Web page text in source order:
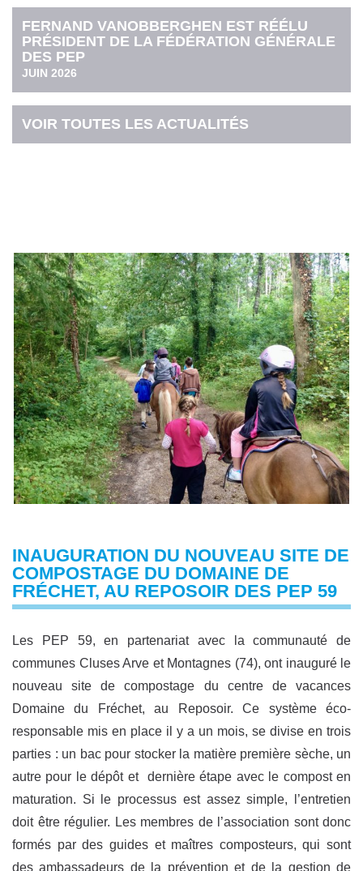
FERNAND VANOBBERGHEN EST RÉÉLU
PRÉSIDENT DE LA FÉDÉRATION GÉNÉRALE
DES PEP
JUIN 2026
VOIR TOUTES LES ACTUALITÉS
INAUGURATION DU NOUVEAU SITE DE
COMPOSTAGE DU DOMAINE DE
FRÉCHET, AU REPOSOIR DES PEP 59
Les PEP 59, en partenariat avec la communauté de
communes Cluses Arve et Montagnes (74), ont inauguré le
nouveau site de compostage du centre de vacances
Domaine du Fréchet, au Reposoir. Ce système éco-
responsable mis en place il y a un mois, se divise en trois
parties : un bac pour stocker la matière première sèche, un
autre pour le dépôt et dernière étape avec le compost en
maturation. Si le processus est assez simple, l’entretien
doit être régulier. Les membres de l’association sont donc
formés par des guides et maîtres composteurs, qui sont
des ambassadeurs de la prévention et de la gestion de